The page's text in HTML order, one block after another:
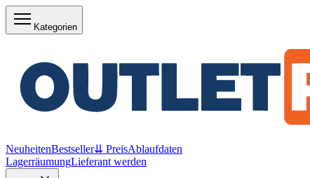
Kategorien
NeuheitenBestseller⇊ PreisAblaufdaten
LagerräumungLieferant werden